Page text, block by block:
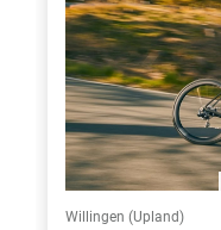
Willingen (Upland)